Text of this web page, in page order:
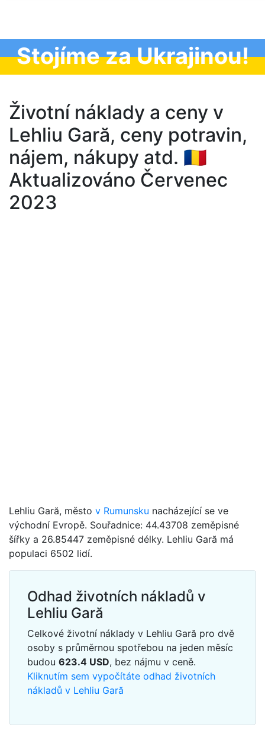
Stojíme za Ukrajinou!
Životní náklady a ceny v
Lehliu Gară, ceny potravin,
nájem, nákupy atd. 🇷🇴
Aktualizováno Červenec
2023
Lehliu Gară, město v Rumunsku nacházející se ve
východní Evropě. Souřadnice: 44.43708 zeměpisné
šířky a 26.85447 zeměpisné délky. Lehliu Gară má
populaci 6502 lidí.
Odhad životních nákladů v
Lehliu Gară
Celkové životní náklady v Lehliu Gară pro dvě
osoby s průměrnou spotřebou na jeden měsíc
budou 623.4 USD, bez nájmu v ceně.
Kliknutím sem vypočítáte odhad životních
nákladů v Lehliu Gară